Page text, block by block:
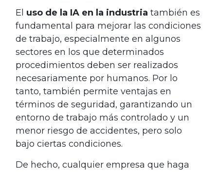
El uso de la IA en la industria también es
fundamental para mejorar las condiciones
de trabajo, especialmente en algunos
sectores en los que determinados
procedimientos deben ser realizados
necesariamente por humanos. Por lo
tanto, también permite ventajas en
términos de seguridad, garantizando un
entorno de trabajo más controlado y un
menor riesgo de accidentes, pero solo
bajo ciertas condiciones.
De hecho, cualquier empresa que haga